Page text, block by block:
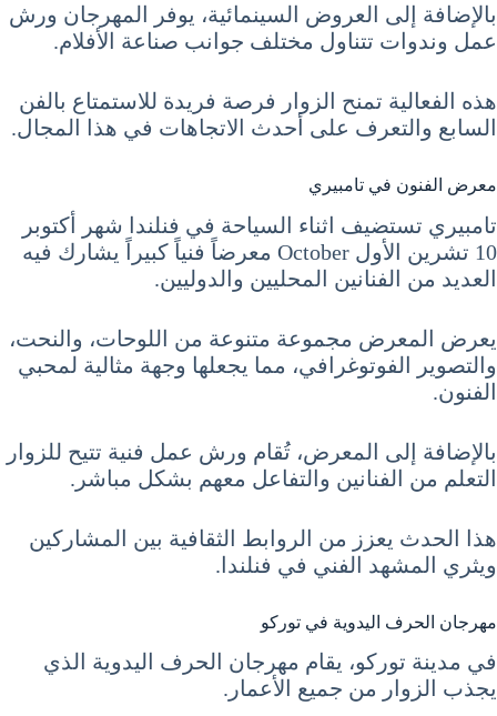
بالإضافة إلى العروض السينمائية، يوفر المهرجان ورش
عمل وندوات تتناول مختلف جوانب صناعة الأفلام.
هذه الفعالية تمنح الزوار فرصة فريدة للاستمتاع بالفن
السابع والتعرف على أحدث الاتجاهات في هذا المجال.
معرض الفنون في تامبيري
تامبيري تستضيف اثناء السياحة في فنلندا شهر أكتوبر
10 تشرين الأول October معرضاً فنياً كبيراً يشارك فيه
العديد من الفنانين المحليين والدوليين.
يعرض المعرض مجموعة متنوعة من اللوحات، والنحت،
والتصوير الفوتوغرافي، مما يجعلها وجهة مثالية لمحبي
الفنون.
بالإضافة إلى المعرض، تُقام ورش عمل فنية تتيح للزوار
التعلم من الفنانين والتفاعل معهم بشكل مباشر.
هذا الحدث يعزز من الروابط الثقافية بين المشاركين
ويثري المشهد الفني في فنلندا.
مهرجان الحرف اليدوية في توركو
في مدينة توركو، يقام مهرجان الحرف اليدوية الذي
يجذب الزوار من جميع الأعمار.